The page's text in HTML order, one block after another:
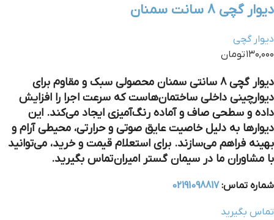
دیوار گچی 8 سانت سمنان
دیوار گچی
۱۳۰,۰۰۰ تومان
دیوار گچی 8 سانتی سمنان محصولی سبک و مقاوم برای
دیوارچینی داخلی ساختمان‌هاست که سرعت اجرا را افزایش
داده و سطحی صاف و آماده رنگ‌آمیزی ایجاد می‌کند. این
دیوارها به دلیل خاصیت عایق صوتی و حرارتی، محیطی آرام و
بهینه فراهم می‌سازند. برای استعلام قیمت و خرید، می‌توانید
با مشاوران ما در سیمان گستر امیران تماس بگیرید.
شماره تماس: 02191098817
تماس بگیرید